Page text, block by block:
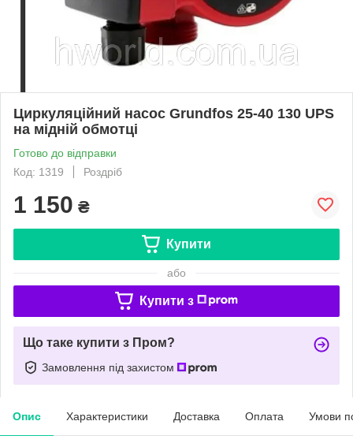
Циркуляційний насос Grundfos 25-40 130 UPS
на мідній обмотці
Готово до відправки
Код: 1319
Роздріб
1 150 ₴
Купити
або
Купити з
Що таке купити з Пром?
Замовлення під захистом
Опис Характеристики Доставка Оплата Умови